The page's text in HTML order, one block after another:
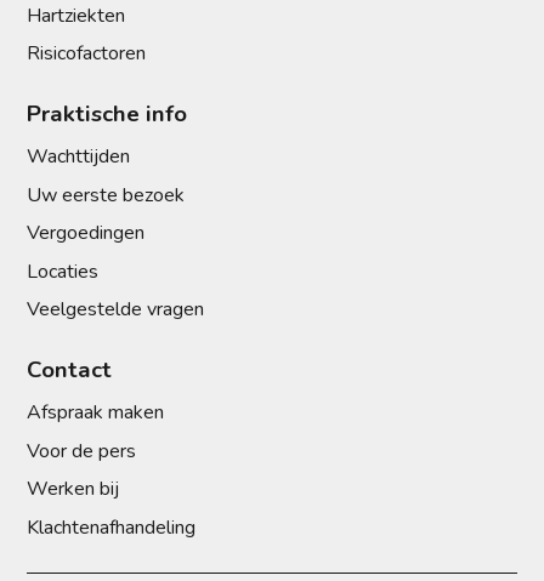
Hartziekten
Risicofactoren
Praktische info
Wachttijden
Uw eerste bezoek
Vergoedingen
Locaties
Veelgestelde vragen
Contact
Afspraak maken
Voor de pers
Werken bij
Klachtenafhandeling